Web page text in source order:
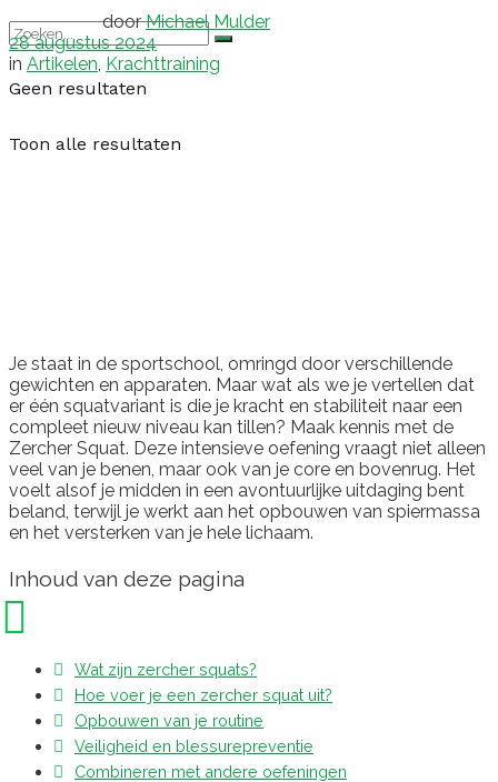
Geen resultaten
Toon alle resultaten
door Michael Mulder
28 augustus 2024
in Artikelen, Krachttraining
Je staat in de sportschool, omringd door verschillende
gewichten en apparaten. Maar wat als we je vertellen dat
er één squatvariant is die je kracht en stabiliteit naar een
compleet nieuw niveau kan tillen? Maak kennis met de
Zercher Squat. Deze intensieve oefening vraagt niet alleen
veel van je benen, maar ook van je core en bovenrug. Het
voelt alsof je midden in een avontuurlijke uitdaging bent
beland, terwijl je werkt aan het opbouwen van spiermassa
en het versterken van je hele lichaam.
Inhoud van deze pagina
Wat zijn zercher squats?
Hoe voer je een zercher squat uit?
Opbouwen van je routine
Veiligheid en blessurepreventie
Combineren met andere oefeningen